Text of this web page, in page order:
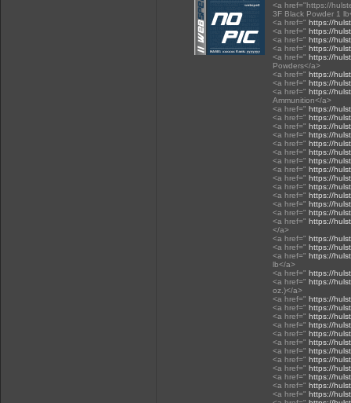
<a href="https://
3F Black Powder 1
<a href=" https://
<a href=" https://
<a href=" https://
<a href=" https://
<a href=" https://
Powders</a>
<a href=" https://
<a href=" https://
<a href=" https://
Ammunition</a>
<a href=" https://
<a href=" https://
<a href=" https://
<a href=" https://
<a href=" https://
<a href=" https://
<a href=" https://
<a href=" https://
<a href=" https://
<a href=" https://
<a href=" https://
<a href=" https://
<a href=" https://
<a href=" https://
</a>
<a href=" https://
<a href=" https://
<a href=" https://
lb</a>
<a href=" https://
<a href=" https://
oz.)</a>
<a href=" https://
<a href=" https://
<a href=" https://
<a href=" https://
<a href=" https://
<a href=" https://
<a href=" https://
<a href=" https://
<a href=" https://
<a href=" https://
<a href=" https://
<a href=" https://